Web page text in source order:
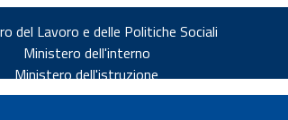
del Lavoro e delle Politiche Sociali
Ministero dell'interno
Ministero dell'istruzione